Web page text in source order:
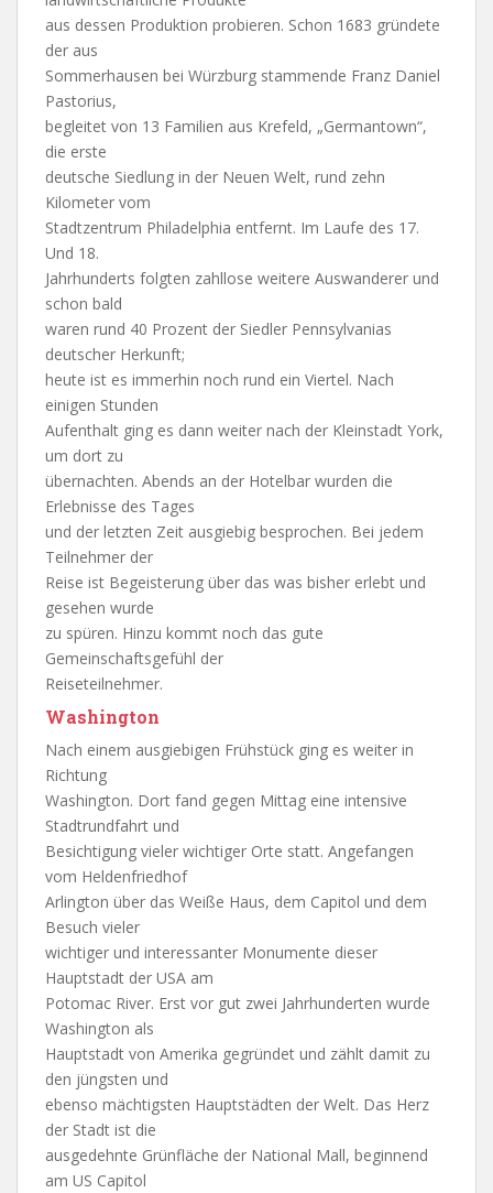
aus dessen Produktion probieren. Schon 1683 gründete
der aus
Sommerhausen bei Würzburg stammende Franz Daniel
Pastorius,
begleitet von 13 Familien aus Krefeld, „Germantown“,
die erste
deutsche Siedlung in der Neuen Welt, rund zehn
Kilometer vom
Stadtzentrum Philadelphia entfernt. Im Laufe des 17.
Und 18.
Jahrhunderts folgten zahllose weitere Auswanderer und
schon bald
waren rund 40 Prozent der Siedler Pennsylvanias
deutscher Herkunft;
heute ist es immerhin noch rund ein Viertel. Nach
einigen Stunden
Aufenthalt ging es dann weiter nach der Kleinstadt York,
um dort zu
übernachten. Abends an der Hotelbar wurden die
Erlebnisse des Tages
und der letzten Zeit ausgiebig besprochen. Bei jedem
Teilnehmer der
Reise ist Begeisterung über das was bisher erlebt und
gesehen wurde
zu spüren. Hinzu kommt noch das gute
Gemeinschaftsgefühl der
Reiseteilnehmer.
Washington
Nach einem ausgiebigen Frühstück ging es weiter in
Richtung
Washington. Dort fand gegen Mittag eine intensive
Stadtrundfahrt und
Besichtigung vieler wichtiger Orte statt. Angefangen
vom Heldenfriedhof
Arlington über das Weiße Haus, dem Capitol und dem
Besuch vieler
wichtiger und interessanter Monumente dieser
Hauptstadt der USA am
Potomac River. Erst vor gut zwei Jahrhunderten wurde
Washington als
Hauptstadt von Amerika gegründet und zählt damit zu
den jüngsten und
ebenso mächtigsten Hauptstädten der Welt. Das Herz
der Stadt ist die
ausgedehnte Grünfläche der National Mall, beginnend
am US Capitol